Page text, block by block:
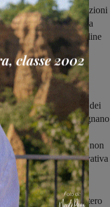
alla ricerca di soluzioni
del bene comune, alla
che affliggono Figline
il rilancio della vita
e dalla società civile,
dal basso dei
di elezione s’impegnano
la cittadinanza,
lista ideaComune non
costitutiva e innovativa
presso il Ministero